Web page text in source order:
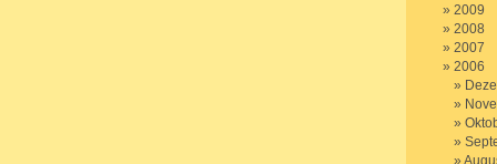
2009
2008
2007
2006